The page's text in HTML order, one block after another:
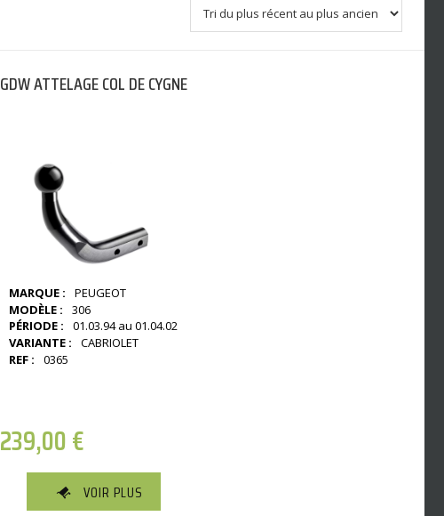
GDW ATTELAGE COL DE CYGNE
MARQUE :
PEUGEOT
MODÈLE :
306
PÉRIODE :
01.03.94 au 01.04.02
VARIANTE :
CABRIOLET
REF :
0365
239,00€
VOIR PLUS